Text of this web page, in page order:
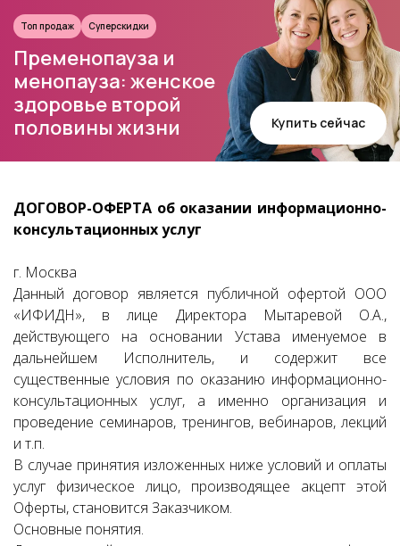
Пременопауза и
менопауза: женское
здоровье второй
половины жизни
Топ продаж Суперскидки
Купить сейчас
ДОГОВОР-ОФЕРТА об оказании информационно-
консультационных услуг
г. Москва
Данный договор является публичной офертой ООО
«ИФИДН», в лице Директора Мытаревой О.А.,
действующего на основании Устава именуемое в
дальнейшем Исполнитель, и содержит все
существенные условия по оказанию информационно-
консультационных услуг, а именно организация и
проведение семинаров, тренингов, вебинаров, лекций
и т.п.
В случае принятия изложенных ниже условий и оплаты
услуг физическое лицо, производящее акцепт этой
Оферты, становится Заказчиком.
Основные понятия.